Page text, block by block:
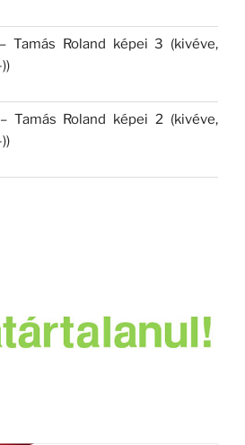
Tamás Roland képei 3 (kivéve,
Tamás Roland képei 2 (kivéve,